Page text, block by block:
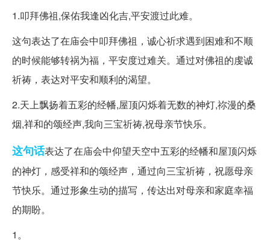
1.叩拜佛祖,保佑我逢凶化吉,平安渡过此难。
这句表达了在庙会中叩拜佛祖，诚心祈求遇到困难和不顺
的时候能够转祸为福，平安度过难关。通过对佛祖的虔诚
祈祷，表达对平安和顺利的渴望。
2.天上飘扬着五彩的经幡,屋顶闪烁着无数的神灯,祢漫的桑
烟,祥和的颂经声,我向三宝祈祷,祝母亲节快乐。
这句话表达了在庙会中仰望天空中五彩的经幡和屋顶闪烁
的神灯，感受祥和的颂经声，通过向三宝祈祷，祝愿母亲
节快乐。通过形象生动的描写，传达出对母亲和家庭幸福
的期盼。
1。